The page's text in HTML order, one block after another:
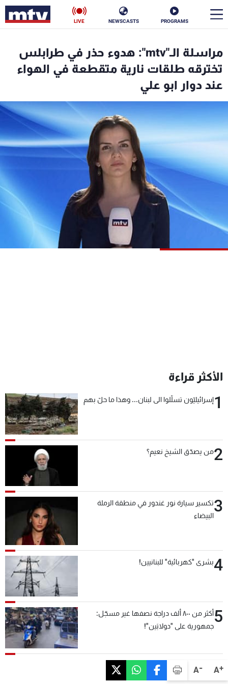
PROGRAMS
NEWSCASTS
LIVE
A+
A-
مراسلة الـ"mtv": هدوء حذر في طرابلس
تخترقه طلقات نارية متقطعة في الهواء
عند دوار ابو علي
الأكثر قراءة
1إسرائيليّون تسلّلوا الى لبنان... وهذا ما حلّ بهم
2من يصدّق الشيخ نعيم؟
3تكسير سيارة نور غندور في منطقة الرملة
البيضاء
4بشرى "كهربائية" للبنانيين!
5
أكثر من ٨٠٠ ألف دراجة نصفها غير مسجّل:
جمهورية على "دولابَين"!
الأخبار
سياسة
إقتصاد فن
منوعات رياضة
كأس العالم
البرامج
جدول البرامج
الترددات